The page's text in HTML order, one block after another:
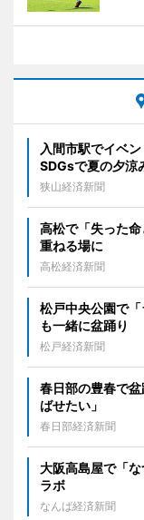
入間市駅でイベ
SDGsで夏の夕涼
狭山経済新聞
高松で「失った
重ねる場に
高松経済新聞
松戸中央公園で
も一緒に盆踊り
松戸経済新聞
春日部の豊春で
ばせたい」
春日部経済新聞
大阪高島屋で「
ラボ
なんば経済新聞